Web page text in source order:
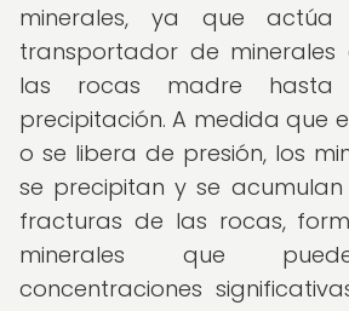
minerales, ya que
transportador de minerales
las rocas madre
precipitación. A medida que
o se libera de presión, los
se precipitan y se
fracturas de las rocas,
minerales que
concentraciones